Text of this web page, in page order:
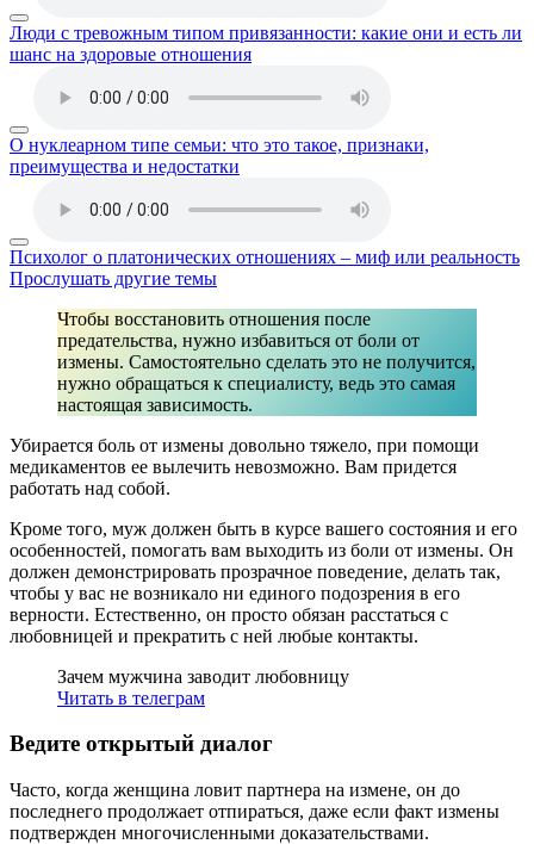
Люди с тревожным типом привязанности: какие они и есть ли
шанс на здоровые отношения
О нуклеарном типе семьи: что это такое, признаки,
преимущества и недостатки
Психолог о платонических отношениях – миф или реальность
Прослушать другие темы
Чтобы восстановить отношения после
предательства, нужно избавиться от боли от
измены. Самостоятельно сделать это не получится,
нужно обращаться к специалисту, ведь это самая
настоящая зависимость.
Убирается боль от измены довольно тяжело, при помощи
медикаментов ее вылечить невозможно. Вам придется
работать над собой.
Кроме того, муж должен быть в курсе вашего состояния и его
особенностей, помогать вам выходить из боли от измены. Он
должен демонстрировать прозрачное поведение, делать так,
чтобы у вас не возникало ни единого подозрения в его
верности. Естественно, он просто обязан расстаться с
любовницей и прекратить с ней любые контакты.
Зачем мужчина заводит любовницу
Читать в телеграм
Ведите открытый диалог
Часто, когда женщина ловит партнера на измене, он до
последнего продолжает отпираться, даже если факт измены
подтвержден многочисленными доказательствами.